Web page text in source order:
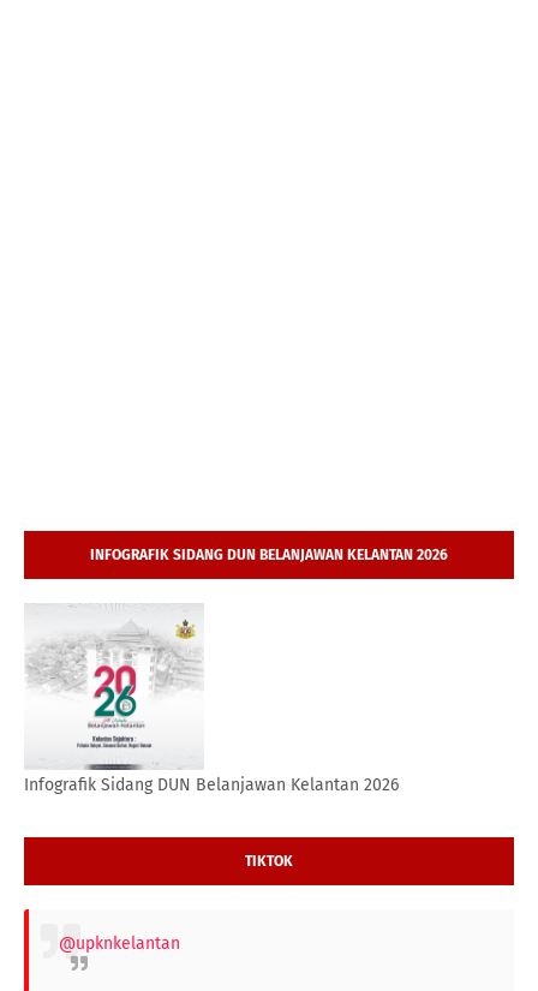
INFOGRAFIK SIDANG DUN BELANJAWAN KELANTAN 2026
Infografik Sidang DUN Belanjawan Kelantan 2026
TIKTOK
@upknkelantan